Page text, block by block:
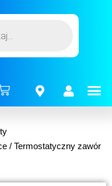
/ Termostatyczny zawór